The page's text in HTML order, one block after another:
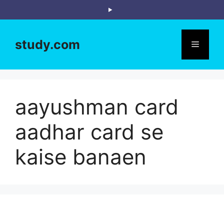
to
study.com Menu
aayushman card
aadhar card se
kaise banaen